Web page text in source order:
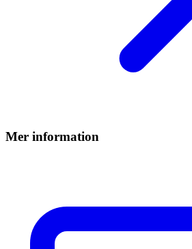
Mer information